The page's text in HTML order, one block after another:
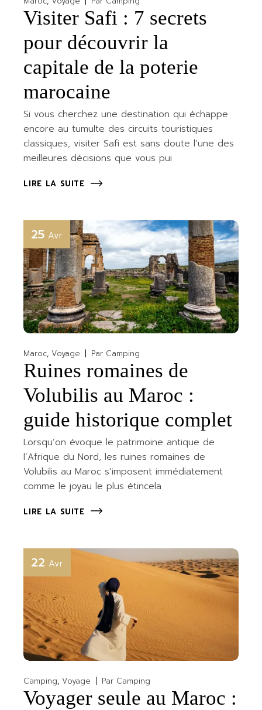
Visiter Safi : 7 secrets
pour découvrir la
capitale de la poterie
marocaine
Si vous cherchez une destination qui échappe
encore au tumulte des circuits touristiques
classiques, visiter Safi est sans doute l’une des
meilleures décisions que vous pui
LIRE LA SUITE
25 Avr
Maroc Voyage Par Camping
Ruines romaines de
Volubilis au Maroc :
guide historique complet
Lorsqu’on évoque le patrimoine antique de
l’Afrique du Nord, les ruines romaines de
Volubilis au Maroc s’imposent immédiatement
comme le joyau le plus étincela
LIRE LA SUITE
22 Avr
Camping Voyage Par Camping
Voyager seule au Maroc :